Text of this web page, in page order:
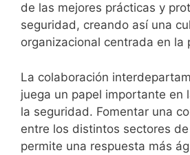
de las mejores prácticas y
seguridad, creando así una
organizacional centrada en la
La colaboración
juega un papel importante en
la seguridad. Fomentar una
entre los distintos sectores
permite una respuesta más